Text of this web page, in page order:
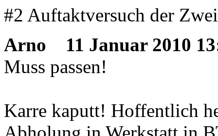
#2 Auftaktversuch der
Arno
11 Januar 2010
Muss passen!
Karre kaputt! Hoffentlich